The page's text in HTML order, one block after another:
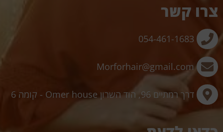
צרו קשר
054-461-1683
Morforhair@gmail.com
דרך רמתיים 96, הוד השרון Omer house - קומה 6